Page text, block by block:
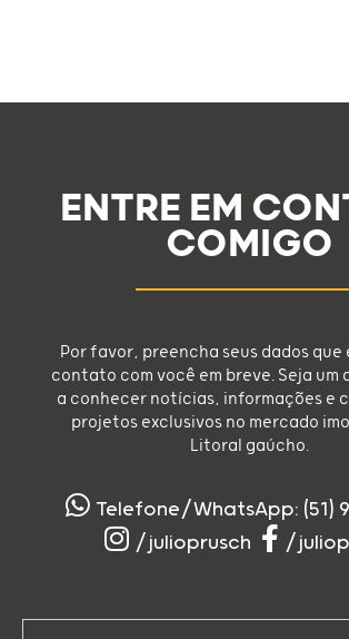
ENTRE EM
COMIGO
Por favor, preencha seus dados que
contato com você em breve. Seja um
a conhecer notícias, informações e
projetos exclusivos no mercado
Litoral gaúcho.
Telefone/WhatsApp: (51)
/julioprusch
/